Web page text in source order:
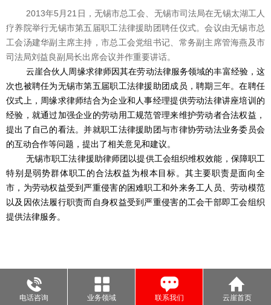
2013年5月21日，无锡市总工会、无锡市司法局在无锡太湖工人
疗养院举行无锡市第五届职工法律援助团聘任仪式。会议由无锡市总
工会汤建华副主席主持，市总工会党组书记、常务副主席管海燕及市
司法局刘益良副局长出席会议并作重要讲话。
云崖合伙人周缘求律师因其在劳动法律服务领域的丰富经验，这
次也被聘任为无锡市第五届职工法律援助团成员，聘期三年。在聘任
仪式上，周缘求律师结合为企业和人事经理提供劳动法律讲座培训的
经验，就通过加强企业的劳动用工规范管理来维护劳动者合法权益，
提出了自己的看法。并就职工法律援助团与市律协劳动法业务委员会
的互动合作等问题，提出了相关意见和建议。
无锡市职工法律援助律师团以提供工会组织维权效能，保障职工
特别是弱势群体职工的合法权益为根本目标。其主要职责是面向全
市，为劳动权益受到严重侵害的困难职工和外来务工人员、劳动模范
以及因依法履行职责而自身权益受到严重侵害的工会干部即工会组织
提供法律服务。
电话咨询 业务领域 联系我们 云崖首页